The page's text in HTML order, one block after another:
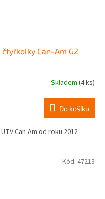
Can-Am G2
Skladem(4 ks)
Do košíku
Can-Am od roku 2012 -
Kód: 47213